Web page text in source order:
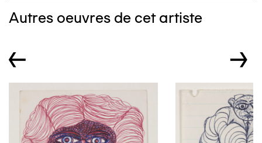
Autres oeuvres de cet artiste
← →